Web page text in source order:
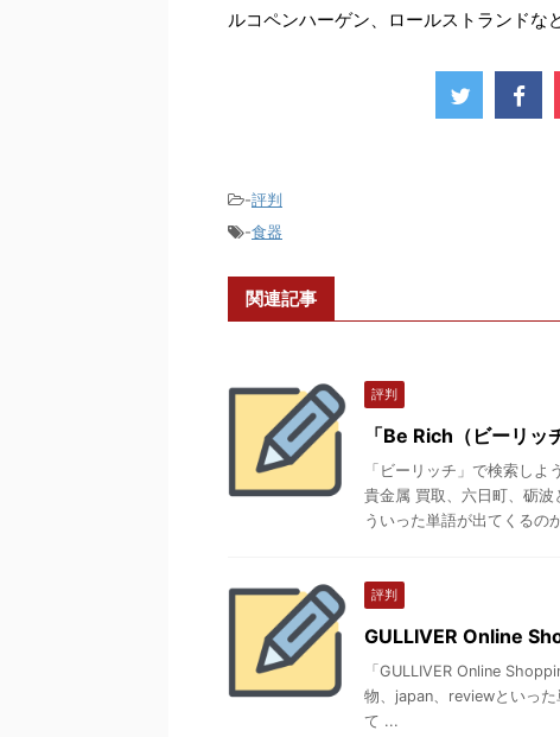
ルコペンハーゲン、ロールストランドなど
-評判
-食器
関連記事
評判
「Be Rich（ビーリッ
「ビーリッチ」で検索しよ
貴金属 買取、六日町、砺波
ういった単語が出てくるの
評判
GULLIVER Online
「GULLIVER Online
物、japan、reviewといっ
て ...